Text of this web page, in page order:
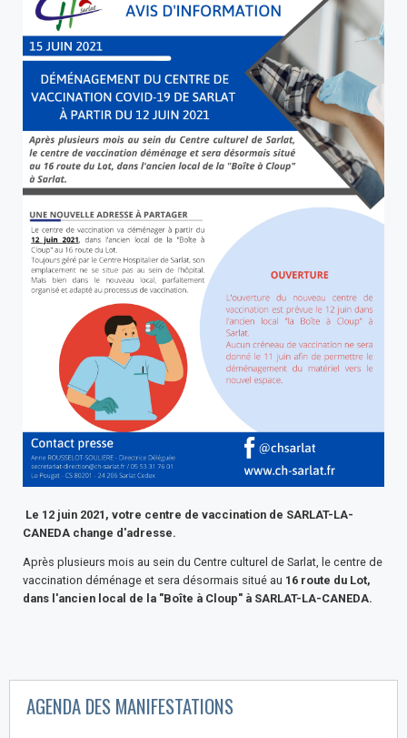
Le 12 juin 2021, votre centre de vaccination de SARLAT-LA-
CANEDA change d'adresse.
Après plusieurs mois au sein du Centre culturel de Sarlat, le centre de
vaccination déménage et sera désormais situé au 16 route du Lot,
dans l'ancien local de la "Boîte à Cloup" à SARLAT-LA-CANEDA.
AGENDA DES MANIFESTATIONS